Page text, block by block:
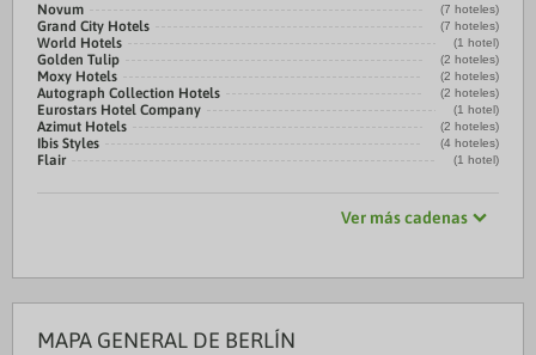
Novum (7 hoteles)
Grand City Hotels (7 hoteles)
World Hotels (1 hotel)
Golden Tulip (2 hoteles)
Moxy Hotels (2 hoteles)
Autograph Collection Hotels (2 hoteles)
Eurostars Hotel Company (1 hotel)
Azimut Hotels (2 hoteles)
Ibis Styles (4 hoteles)
Flair (1 hotel)
Ver más cadenas
MAPA GENERAL DE BERLÍN